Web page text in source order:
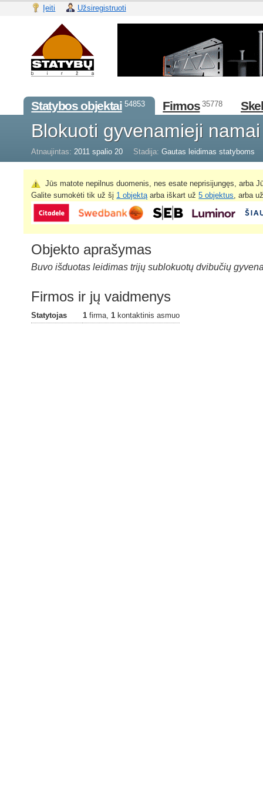
Įeiti Užsiregistruoti
Statybos objektai 54853 Firmos 35778
Blokuoti gyvenamieji
Atnaujintas: 2011 spalio 20 Stadija: Gautas leidimas statyboms
Jūs matote nepilnus duomenis, nes esate neprisijungęs, arba
Galite sumokėti tik už šį 1 objektą arba iškart už5 objektus , arba
Objekto aprašymas
Buvo išduotas leidimas trijų sublokuotų dvibučių
Firmos ir jų vaidmenys
Statytojas 1 firma, 1 kontaktinis asmuo